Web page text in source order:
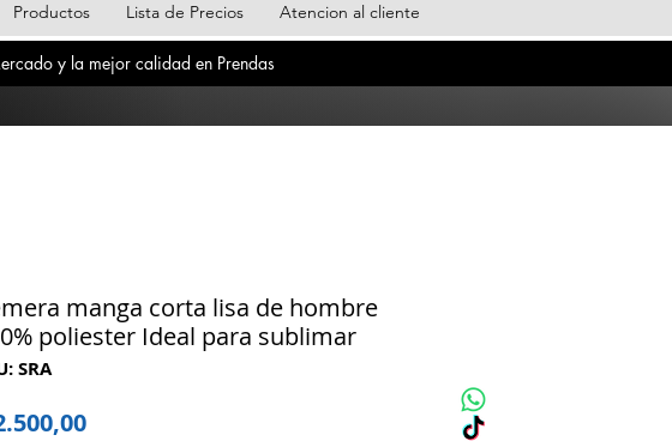
Productos Lista de Precios Atencion al cliente
y la mejor calidad en Prendas
manga corta lisa de hombre
poliester Ideal para sublimar
SRA
Precio